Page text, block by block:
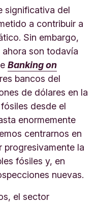
significativa del
a contribuir a
Sin embargo,
son todavía
Banking on
bancos del
de dólares en la
desde el
enormemente
centrarnos en
progresivamente la
fósiles y, en
nuevas.
el sector